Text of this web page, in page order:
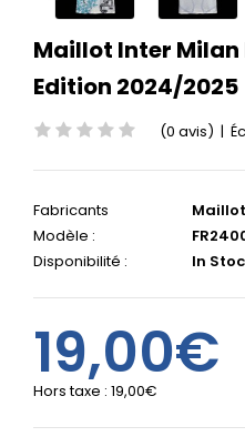
Maillot Inter
Edition 2024/2025
(0 avis) |
Fabricants
Modèle :
Disponibilité :
In
19,00€
Hors taxe : 19,00€